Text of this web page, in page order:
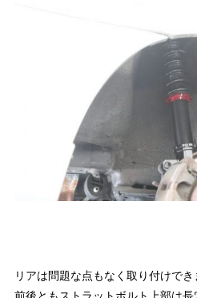
リアは問題な点もなく取り付けでき